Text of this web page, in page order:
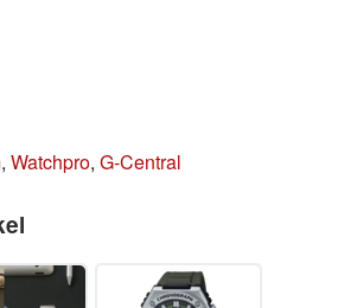
, Watchpro, G-Central